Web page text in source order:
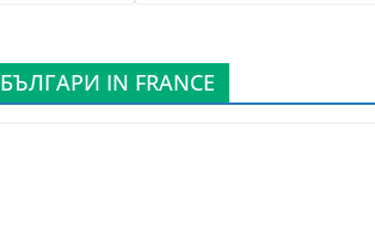
БЪЛГАРИ IN FRANCE